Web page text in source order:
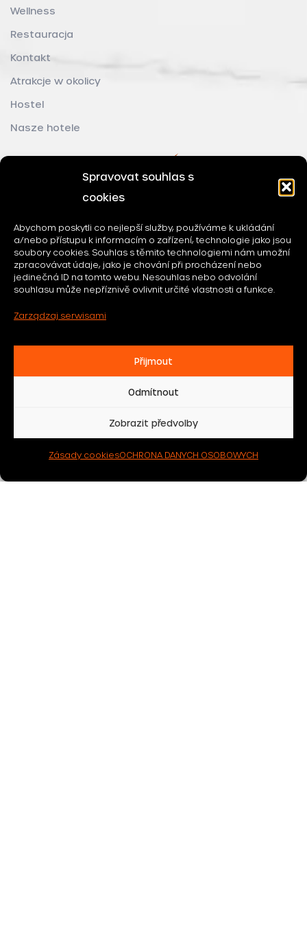
Spravovat souhlas s
cookies
Abychom poskytli co nejlepší služby, používáme k ukládání
a/nebo přístupu k informacím o zařízení, technologie jako jsou
soubory cookies. Souhlas s těmito technologiemi nám umožní
zpracovávat údaje, jako je chování při procházení nebo
jedinečná ID na tomto webu. Nesouhlas nebo odvolání
souhlasu může nepříznivě ovlivnit určité vlastnosti a funkce.
Zarządzaj serwisami
Přijmout
Odmítnout
Zobrazit předvolby
Zásady cookiesOCHRONA DANYCH OSOBOWYCH
Wellness
Restauracja
Kontakt
Atrakcje w okolicy
Hostel
Nasze hotele